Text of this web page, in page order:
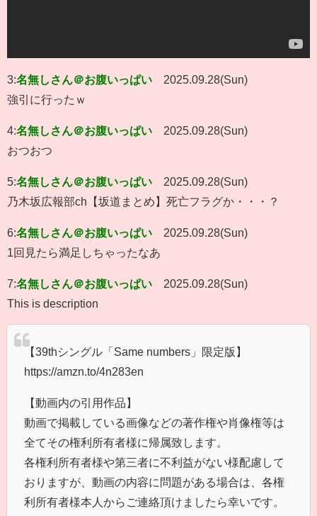
3:名無しさん＠お腹いっぱい
2025.09.28(Sun)
強引に行ったｗ
4:名無しさん＠お腹いっぱい
2025.09.28(Sun)
おつおつ
5:名無しさん＠お腹いっぱい
2025.09.28(Sun)
乃木坂広報部ch【坂道まとめ】死亡フラグか・・・？
6:名無しさん＠お腹いっぱい
2025.09.28(Sun)
1回見たら満足しちゃったなあ
7:名無しさん＠お腹いっぱい
2025.09.28(Sun)
This is description
【39thシングル「Same numbers」限定版】
https://amzn.to/4n283en
【動画内の引用作品】
動画で掲載している画像などの著作権や肖像権等は
全てその権利所有者様に帰属致します。
各権利所有者様や第三者に不利益がない様配慮して
おりますが、動画の内容に問題がある場合は、各権
利所有者様本人からご連絡頂けましたら幸いです。